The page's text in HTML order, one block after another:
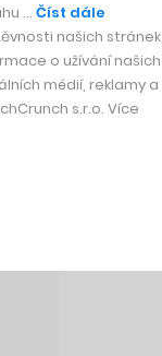
… Číst dále
našich stránek,
o užívání našich
médií, reklamy a
s.r.o. Více